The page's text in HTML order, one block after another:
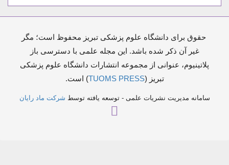
حقوق برای دانشگاه علوم پزشکی تبریز محفوظ است؛ مگر
غیر آن ذکر شده باشد. این مجله علمی با دسترسی باز
پلاتینیوم، عنوانی از مجموعه انتشارات دانشگاه علوم پزشکی
تبریز (TUOMS PRESS) است.
سامانه مدیریت نشریات علمی - توسعه یافته توسط شرکت ماد رایان